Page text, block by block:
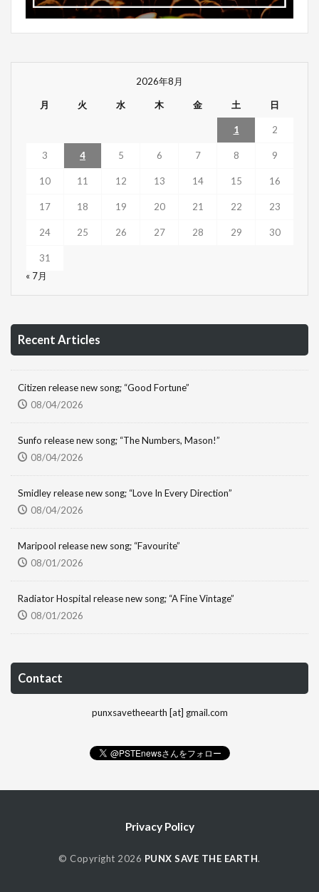
2026年8月
月 火 水 木 金 土 日
1 2
3 4 5 6 7 8 9
10 11 12 13 14 15 16
17 18 19 20 21 22 23
24 25 26 27 28 29 30
31
« 7月
Recent Articles
Citizen release new song; “Good Fortune”
08/04/2026
Sunfo release new song; “The Numbers, Mason!”
08/04/2026
Smidley release new song; “Love In Every Direction”
08/04/2026
Maripool release new song; “Favourite”
08/01/2026
Radiator Hospital release new song; “A Fine Vintage”
08/01/2026
Contact
punxsavetheearth [at] gmail.com
Privacy Policy
© Copyright 2026 PUNX SAVE THE EARTH.